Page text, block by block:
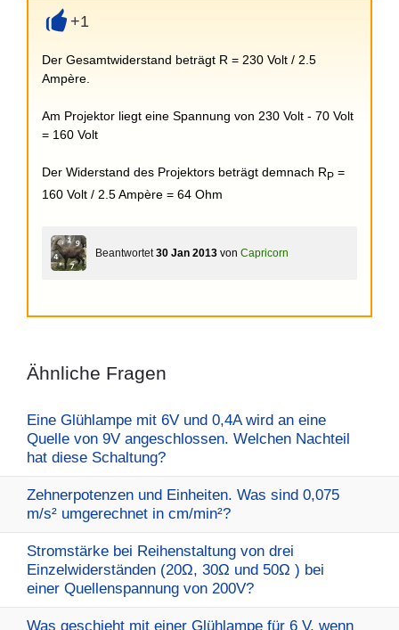
+1
Der Gesamtwiderstand beträgt R = 230 Volt / 2.5
Ampère.
Am Projektor liegt eine Spannung von 230 Volt - 70 Volt
= 160 Volt
Der Widerstand des Projektors beträgt demnach RP =
160 Volt / 2.5 Ampère = 64 Ohm
Beantwortet 30 Jan 2013 von Capricorn
Ähnliche Fragen
Eine Glühlampe mit 6V und 0,4A wird an eine
Quelle von 9V angeschlossen. Welchen Nachteil
hat diese Schaltung?
Zehnerpotenzen und Einheiten. Was sind 0,075
m/s² umgerechnet in cm/min²?
Stromstärke bei Reihenstaltung von drei
Einzelwiderständen (20Ω, 30Ω und 50Ω ) bei
einer Quellenspannung von 200V?
Was geschieht mit einer Glühlampe für 6 V, wenn